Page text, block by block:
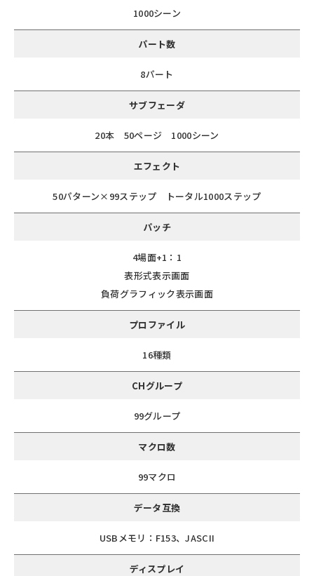
1000シーン
パート数
8パート
サブフェーダ
20本 50ページ 1000シーン
エフェクト
50パターン×99ステップ トータル1000ステップ
パッチ
4場面+1：1
表形式表示画面
負荷グラフィック表示画面
プロファイル
16種類
CHグループ
99グループ
マクロ数
99マクロ
データ互換
USBメモリ：F153、JASCII
ディスプレイ